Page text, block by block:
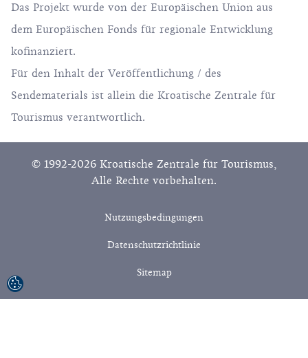
Das Projekt wurde von der Europäischen Union aus
dem Europäischen Fonds für regionale Entwicklung
kofinanziert.
Für den Inhalt der Veröffentlichung / des
Sendematerials ist allein die Kroatische Zentrale für
Tourismus verantwortlich.
© 1992-2026 Kroatische Zentrale für Tourismus,
Alle Rechte vorbehalten.
Nutzungsbedingungen
Datenschutzrichtlinie
Sitemap